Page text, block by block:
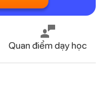
Quan điểm dạy học